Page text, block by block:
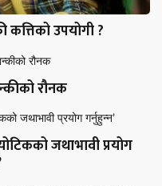
कत्तिको उपयोगी ?
रौनक
जथाभावी प्रयोग